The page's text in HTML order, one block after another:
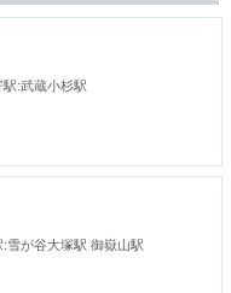
駅:武蔵小杉駅
:雪が谷大塚駅 御嶽山駅